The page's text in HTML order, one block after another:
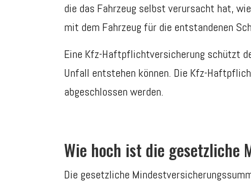
die das Fahrzeug selbst verursacht hat,
mit dem Fahrzeug für die entstandenen
Eine Kfz-Haftpflichtversicherung schützt
Unfall entstehen können. Die Kfz-
abgeschlossen werden.
Wie hoch ist die gesetzliche
Die gesetzliche